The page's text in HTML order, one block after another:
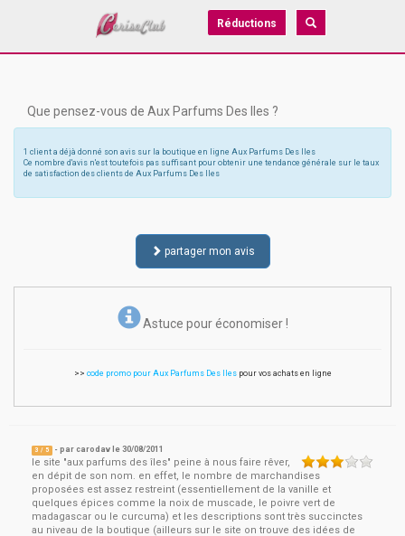
Réductions
Que pensez-vous de Aux Parfums Des Iles ?
1 client a déjà donné son avis sur la boutique en ligne Aux Parfums Des Iles
Ce nombre d'avis n'est toutefois pas suffisant pour obtenir une tendance générale sur le taux
de satisfaction des clients de Aux Parfums Des Iles
partager mon avis
Astuce pour économiser !
>> code promo pour Aux Parfums Des Ilespour vos achats en ligne
3 / 5 - parcarodav le30/08/2011
le site "aux parfums des îles" peine à nous faire rêver,
en dépit de son nom. en effet, le nombre de marchandises
proposées est assez restreint (essentiellement de la vanille et
quelques épices comme la noix de muscade, le poivre vert de
madagascar ou le curcuma) et les descriptions sont très succinctes
au niveau de la boutique (ailleurs sur le site on trouve des idées de